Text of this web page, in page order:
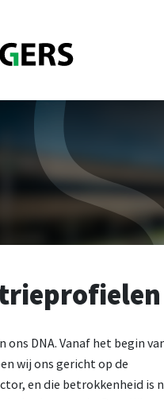
ons DNA. Vanaf het begin
wij ons gericht op de
en die betrokkenheid is